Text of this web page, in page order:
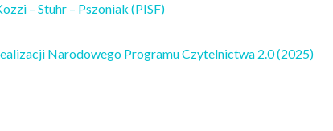
– Stuhr – Pszoniak (PISF)
Narodowego Programu Czytelnictwa 2.0 (2025)